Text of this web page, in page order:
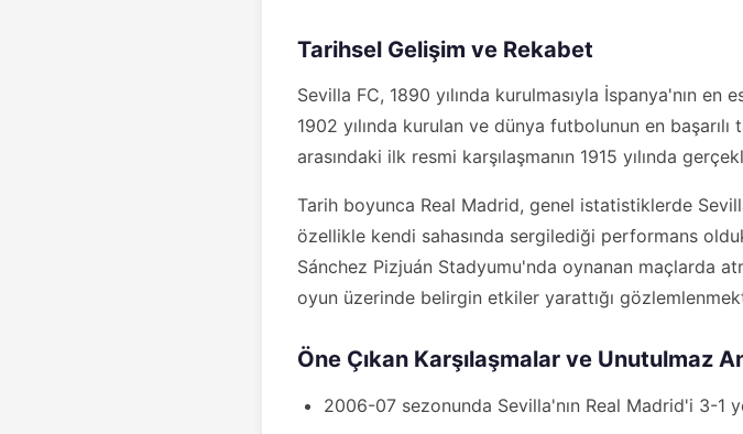
Tarihsel Gelişim ve Rekabet
Sevilla FC, 1890 yılında kurulmasıyla İspanya'nın
1902 yılında kurulan ve dünya futbolunun en
arasındaki ilk resmi karşılaşmanın 1915 yılında
Tarih boyunca Real Madrid, genel istatistiklerde
özellikle kendi sahasında sergilediği performans
Sánchez Pizjuán Stadyumu'nda oynanan maçlarda
oyun üzerinde belirgin etkiler yarattığı
Öne Çıkan Karşılaşmalar ve Unutulmaz
2006-07 sezonunda Sevilla'nın Real Madrid'i 3-